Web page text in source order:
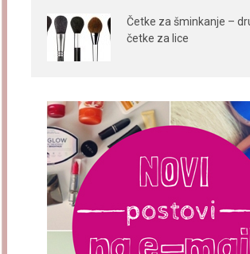
Četke za šminkanje –
četke za lice